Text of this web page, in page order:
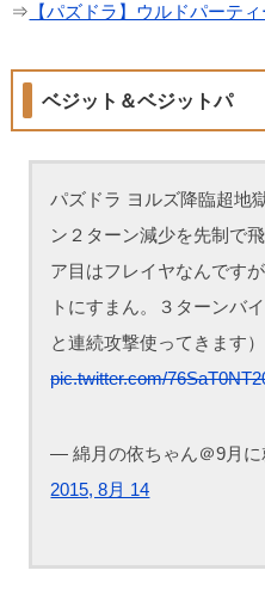
⇒ 【パズドラ】ウルドパーテ
ベジット＆ベジットパ
パズドラ ヨルズ降臨超地
ン２ターン減少を先制で
ア目はフレイヤなんです
トにすまん。３ターンバ
と連続攻撃使ってきます）
pic.twitter.com/
— 綿月の依ちゃん＠9月に
2015, 8月 14